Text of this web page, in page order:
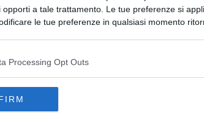
opporti a tale trattamento. Le tue preferenze si
le tue preferenze in qualsiasi momento
Processing Opt Outs